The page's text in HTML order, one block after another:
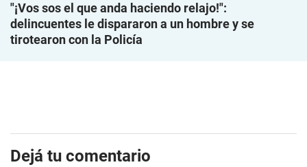
"¡Vos sos el que anda haciendo relajo!":
delincuentes le dispararon a un hombre y se
tirotearon con la Policía
Dejá tu comentario